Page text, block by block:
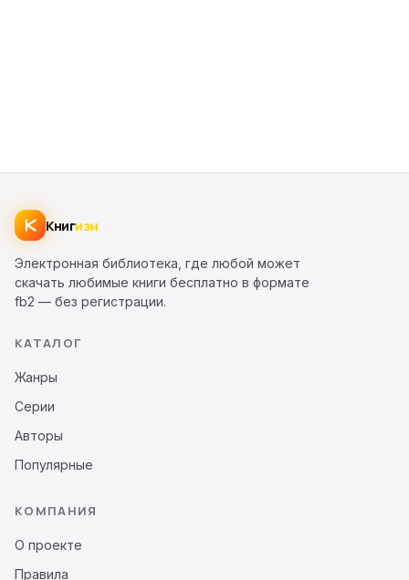
Книгизм
Электронная библиотека, где любой может
скачать любимые книги бесплатно в формате
fb2 — без регистрации.
КАТАЛОГ
Жанры
Серии
Авторы
Популярные
КОМПАНИЯ
О проекте
Правила